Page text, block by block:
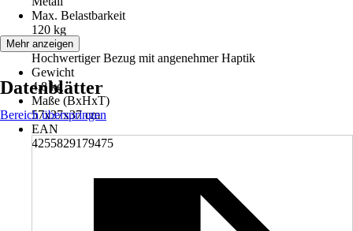
Max. Belastbarkeit
120 kg
Hinweis
Hochwertiger Bezug mit angenehmer Haptik
Gewicht
4,8 kg
Maße (BxHxT)
57x37x37 cm
EAN
4255829179475
Mehr anzeigen
Datenblätter
Bereich überspringen